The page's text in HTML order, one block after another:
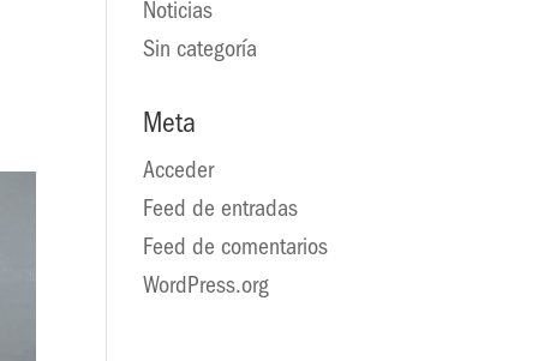
Noticias
Sin categoría
Meta
Acceder
Feed de entradas
Feed de comentarios
WordPress.org